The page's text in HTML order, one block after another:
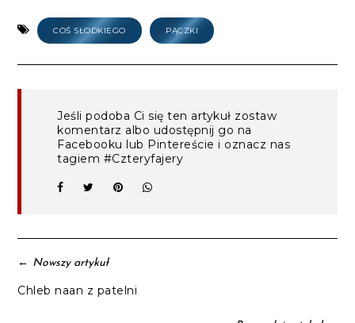
COŚ SŁODKIEGO PĄCZKI
Jeśli podoba Ci się ten artykuł zostaw
komentarz albo udostępnij go na
Facebooku lub Pintereście i oznacz nas
tagiem #Czteryfajery
← Nowszy artykuł
Chleb naan z patelni